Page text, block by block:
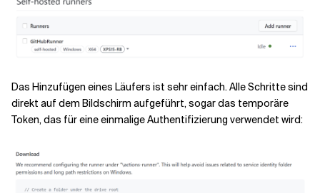
Das Hinzufügen eines Läufers ist sehr einfach. Alle Schritte sind
direkt auf dem Bildschirm aufgeführt, sogar das temporäre
Token, das für eine einmalige Authentifizierung verwendet wird: